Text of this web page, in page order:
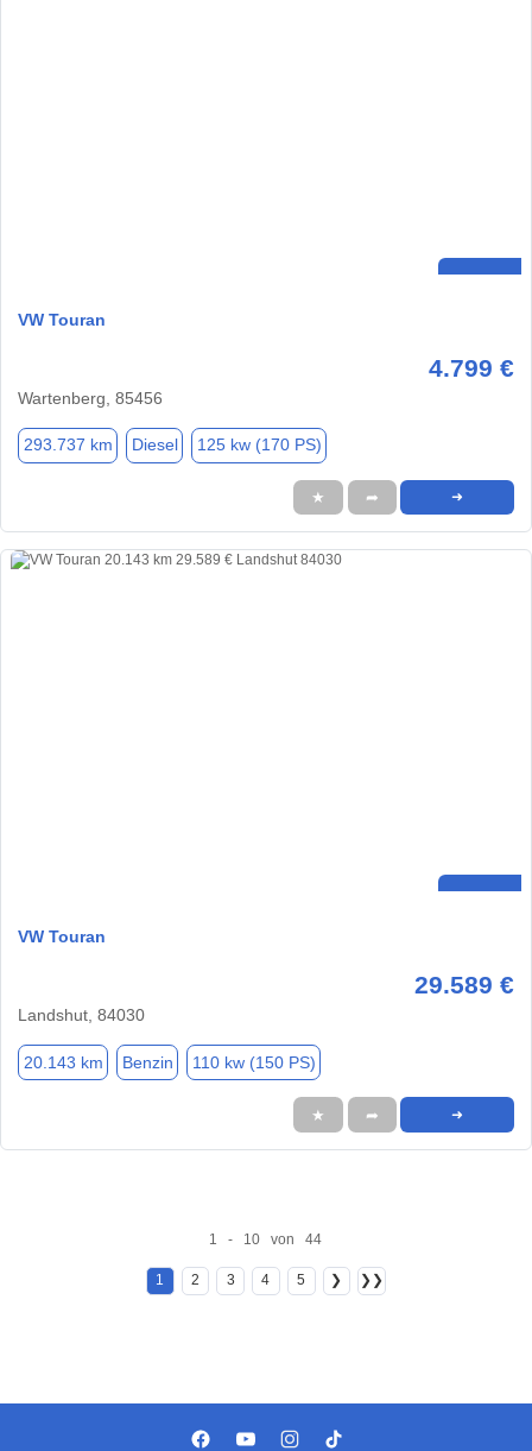
VW Touran
4.799 €
Wartenberg, 85456
293.737 km Diesel 125 kw (170 PS)
★ ➦ ➜
VW Touran
29.589 €
Landshut, 84030
20.143 km Benzin 110 kw (150 PS)
★ ➦ ➜
1 - 10 von 44
1 2 3 4 5 ❯ ❯❯